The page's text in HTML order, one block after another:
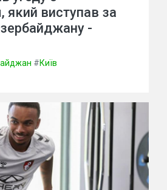
який виступав за
-
#Київ